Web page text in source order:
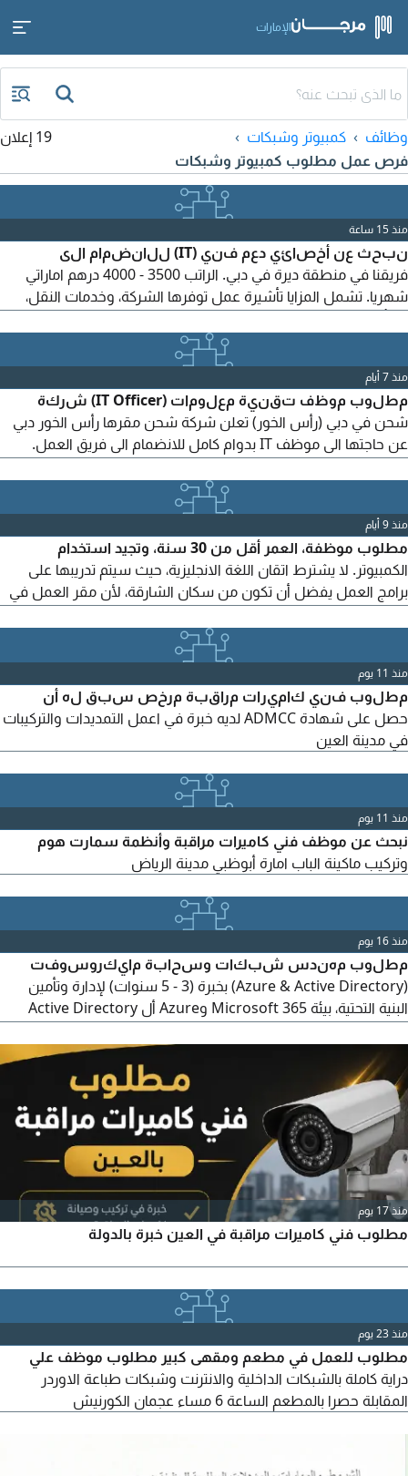
الإمارات
وظائف
كمبيوتر وشبكات
فرص عمل مطلوب كمبيوتر وشبكات
19 إعلان
منذ 15 ساعة
نبحث عن أخصائي دعم فني (IT) للانضمام الى
فريقنا في منطقة ديرة في دبي. الراتب 3500 - 4000 درهم اماراتي
شهريا. تشمل المزايا تأشيرة عمل توفرها الشركة، وخدمات النقل،
يشترط في المرشحين امتلاك مهارات قوية في استكشاف الأعطال
وإصلاحها، ومعرفة أساسية بالشبكات، وخبرة في دعم أنظمة
الكمبيوتر والبرمجيات. بادر بالتقديم اليوم
منذ 7 أيام
مطلوب موظف تقنية معلومات (IT Officer) شركة
شحن في دبي (رأس الخور) تعلن شركة شحن مقرها رأس الخور دبي
عن حاجتها الى موظف IT بدوام كامل للانضمام الى فريق العمل.
داخل دولة الامارات (يفضل) خبرة في إدارة وصيانة اجهزة الكمبيوتر
والشبكات والطابعات. معرفة جيدة بأنظمة Windows Server،
Active Directory، Microsoft 365، Outlook. خبرة في تركيب
منذ 9 أيام
مطلوب موظفة، العمر أقل من 30 سنة، وتجيد استخدام
الكمبيوتر. لا يشترط اتقان اللغة الانجليزية، حيث سيتم تدريبها على
برامج العمل يفضل أن تكون من سكان الشارقة، لأن مقر العمل في
يحدد بعد المقابلة حسب الخبرة والكفاءة للتواصل، يرجى إرسال السيرة
الذاتية أو التواصل لتحديد موعد المقابلة. واتساب حصرا
منذ 11 يوم
مطلوب فني كاميرات مراقبة مرخص سبق له أن
حصل على شهادة ADMCC لديه خبرة في اعمل التمديدات والتركيبات
في مدينة العين
منذ 11 يوم
نبحث عن موظف فني كاميرات مراقبة وأنظمة سمارت هوم
وتركيب ماكينة الباب امارة أبوظبي مدينة الرياض
منذ 16 يوم
مطلوب مهندس شبكات وسحابة مايكروسوفت
(Azure & Active Directory) بخبرة (3 - 5 سنوات) لإدارة وتأمين
البنية التحتية، بيئة Microsoft 365 وAzure أل Active Directory
PowerShell وبروتوكولات (DNS / DHCP) يفضل حاملو شهادات
(AZ - 104 أو CCNA) للتواصل والتقديم إرسال السيرة الذاتية عبر
الايميل أو من الموقع الالكتروني Hlauae. net
منذ 17 يوم
مطلوب فني كاميرات مراقبة في العين خبرة بالدولة
منذ 23 يوم
مطلوب للعمل في مطعم ومقهى كبير مطلوب موظف علي
دراية كاملة بالشبكات الداخلية والانترنت وشبكات طباعة الاوردر
المقابلة حصرا بالمطعم الساعة 6 مساء عجمان الكورنيش